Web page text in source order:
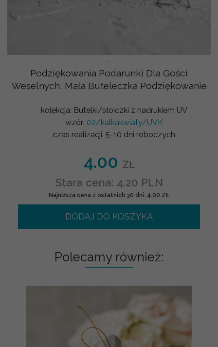
-
Podziękowania Podarunki Dla Gości
Weselnych, Mała Buteleczka Podziękowanie
kolekcja: Butelki/słoiczki z nadrukiem UV
wzór: 02/kalkakwiaty/UVK
czas realizacji: 5-10 dni roboczych
4.00 ZŁ
Stara cena: 4.20 PLN
Najniższa cena z ostatnich 30 dni: 4.00 ZŁ
DODAJ DO KOSZYKA
Polecamy również: